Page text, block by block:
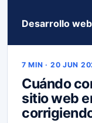
Desarrollo web
7 MIN · 20 JUN
Cuándo
sitio web